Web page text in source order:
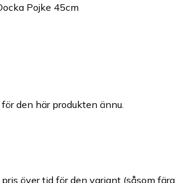
Pojke 45cm
den här produkten ännu.
över tid för den variant (såsom färg